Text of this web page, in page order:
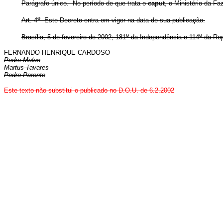
Parágrafo único. No período de que trata ocaput, o Ministério da
Art. 4oEste Decreto entra em vigor na data de sua publicação.
Brasília, 5 de fevereiro de 2002; 181oda Independência e 114oda
FERNANDO HENRIQUE CARDOSO
Pedro Malan
Martus Tavares
Pedro Parente
Este texto não substitui o publicado no D.O.U. de 6.2.2002